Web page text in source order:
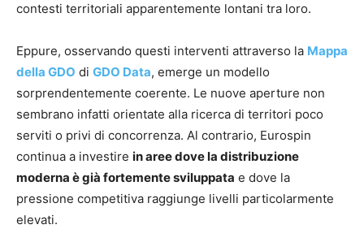
contesti territoriali apparentemente lontani tra loro.
Eppure, osservando questi interventi attraverso la Mappa
della GDO di GDO Data, emerge un modello
sorprendentemente coerente. Le nuove aperture non
sembrano infatti orientate alla ricerca di territori poco
serviti o privi di concorrenza. Al contrario, Eurospin
continua a investire in aree dove la distribuzione
moderna è già fortemente sviluppata e dove la
pressione competitiva raggiunge livelli particolarmente
elevati.